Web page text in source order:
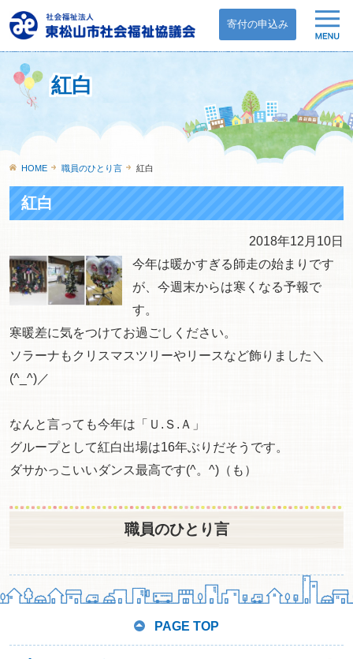
寄付の申込み
紅白
HOME 職員のひとり言 紅白
紅白
2018年12月10日
今年は暖かすぎる師走の始まりです
が、今週末からは寒くなる予報で
す。
寒暖差に気をつけてお過ごしください。
ソラーナもクリスマスツリーやリースなど飾りました＼
(^_^)／
なんと言っても今年は「Ｕ.Ｓ.Ａ」
グループとして紅白出場は16年ぶりだそうです。
ダサかっこいいダンス最高です(^。^)（も）
職員のひとり言
PAGE TOP